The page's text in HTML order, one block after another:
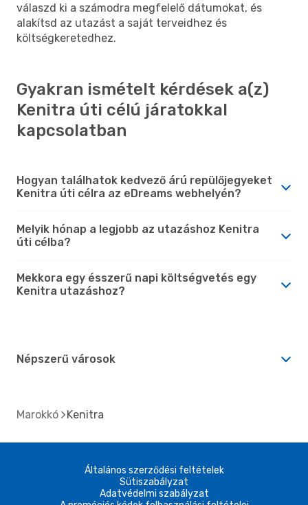
válaszd ki a számodra megfelelő dátumokat, és
alakítsd az utazást a saját terveidhez és
költségkeretedhez.
Gyakran ismételt kérdések a(z)
Kenitra úti célú járatokkal
kapcsolatban
Hogyan találhatok kedvező árú repülőjegyeket
Kenitra úti célra az eDreams webhelyén?
Melyik hónap a legjobb az utazáshoz Kenitra
úti célba?
Mekkora egy ésszerű napi költségvetés egy
Kenitra utazáshoz?
Népszerű városok
Marokkó Kenitra
Általános szerződési feltételek
Sütiszabályzat
Adatvédelmi szabályzat